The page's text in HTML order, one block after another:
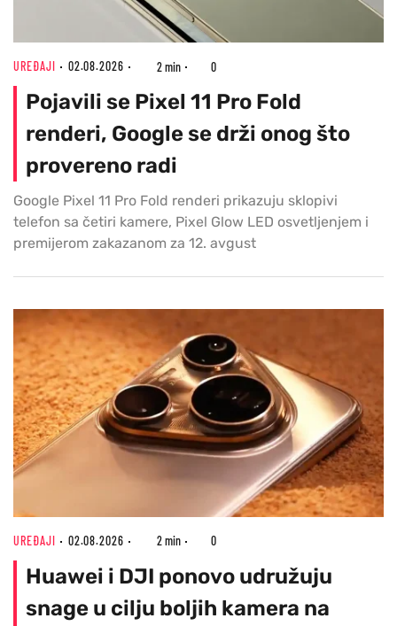
UREĐAJI 02.08.2026 2 min 0
Pojavili se Pixel 11 Pro Fold
renderi, Google se drži onog što
provereno radi
Google Pixel 11 Pro Fold renderi prikazuju sklopivi
telefon sa četiri kamere, Pixel Glow LED osvetljenjem i
premijerom zakazanom za 12. avgust
UREĐAJI 02.08.2026 2 min 0
Huawei i DJI ponovo udružuju
snage u cilju boljih kamera na